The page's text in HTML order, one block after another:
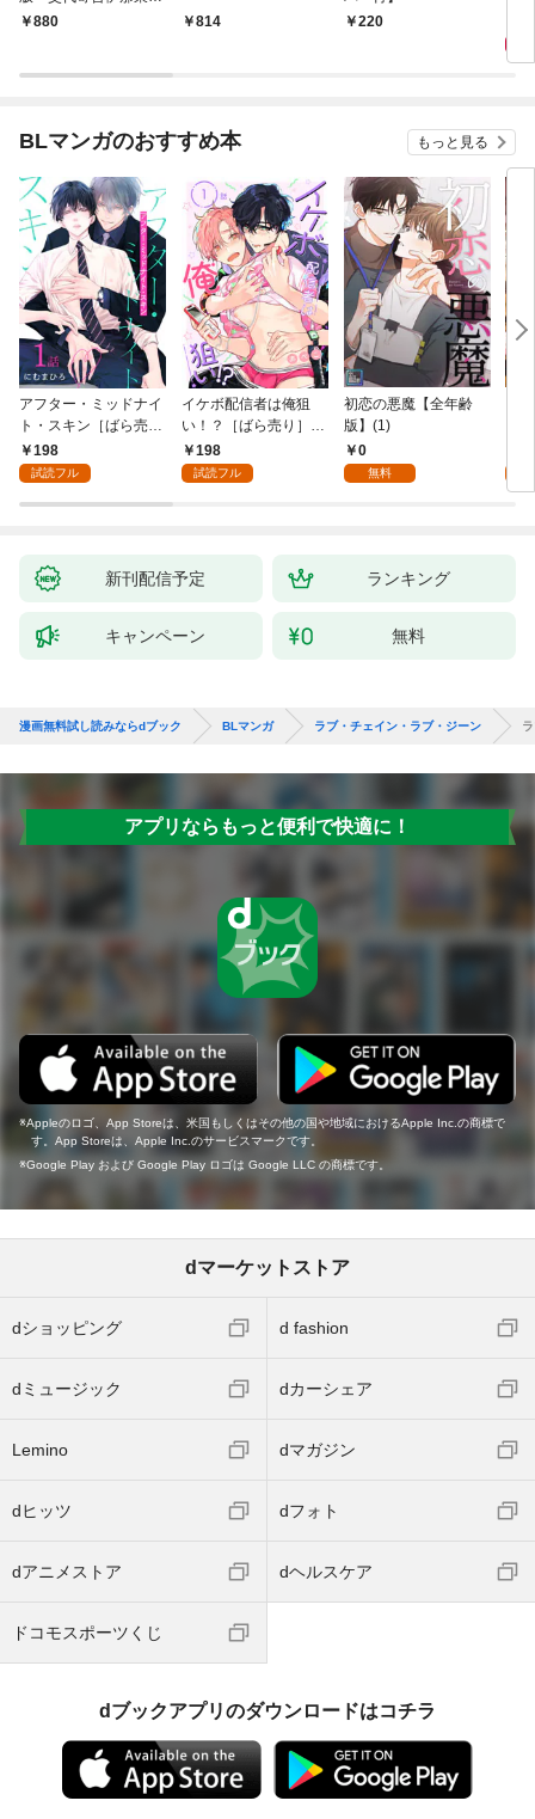
聞（1）～
880 814
220
BLマンガのおすすめ本 もっと見る
アフター・ミッドナイ
ト・スキン［ばら売
り］ 第1話
198
試読フル
イケボ配信者は俺狙
い！？［ばら売り］
第1話
198
試読フル
初恋の悪魔【全年齢
版】(1)
0
無料
新刊配信予定 ランキング
キャンペーン 無料
漫画無料試し読みならdブック BLマンガ ラブ・チェイン・ラブ・ジーン
アプリならもっと便利で快適に！
Appleのロゴ、App Storeは、米国もしくはその他の国や地域におけるApple Inc.の商標で
す。App Storeは、Apple Inc.のサービスマークです。
Google Play および Google Play ロゴは Google LLC の商標です。
dマーケットストア
dショッピング d fashion
dミュージック dカーシェア
Lemino dマガジン
dヒッツ dフォト
dアニメストア dヘルスケア
ドコモスポーツくじ
dブックアプリのダウンロードはコチラ